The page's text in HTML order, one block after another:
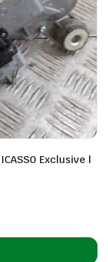
Exclusive |